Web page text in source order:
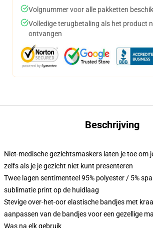
Volgnummer voor alle pakketten
Volledige terugbetaling als het product
ontvangen
Beschrijving
Niet-medische gezichtsmaskers laten je toe om
zelfs als je je gezicht niet kunt presenteren
Twee lagen sentimenteel 95% polyester / 5%
sublimatie print op de huidlaag
Stevige over-het-oor elastische bandjes met
aanpassen van de bandjes voor een gezellige
Was na elk gebruik